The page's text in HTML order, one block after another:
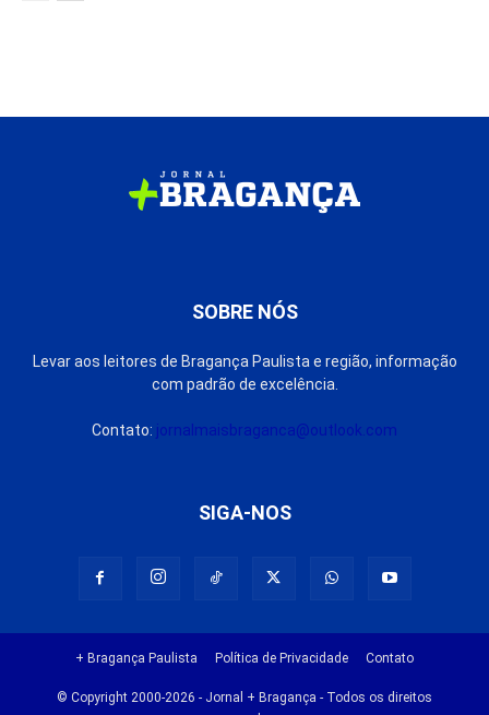
SOBRE NÓS
Levar aos leitores de Bragança Paulista e região, informação
com padrão de excelência.
Contato: jornalmaisbraganca@outlook.com
SIGA-NOS
+ Bragança Paulista Política de Privacidade Contato
© Copyright 2000-2026 - Jornal + Bragança - Todos os direitos